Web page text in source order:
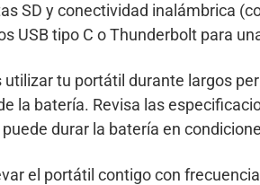
SD y conectividad inalámbrica
USB tipo C o Thunderbolt para
utilizar tu portátil durante largos
la batería. Revisa las
durar la batería en
el portátil contigo con